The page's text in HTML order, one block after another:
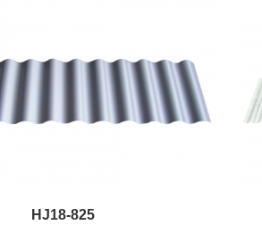
HJ18-825